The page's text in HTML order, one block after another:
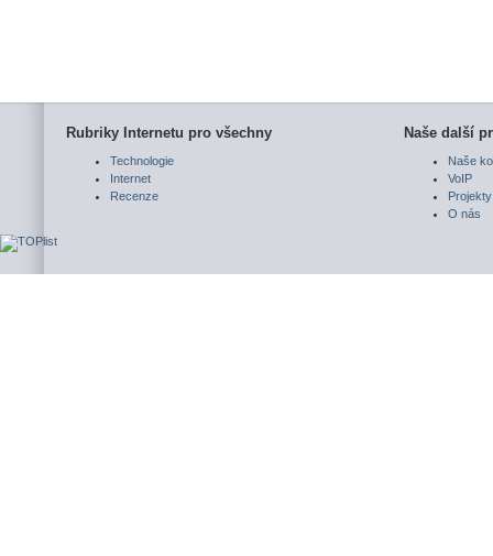
Rubriky Internetu pro všechny
Technologie
Internet
Recenze
Naše další
Naše
VoIP
Projekty
O nás